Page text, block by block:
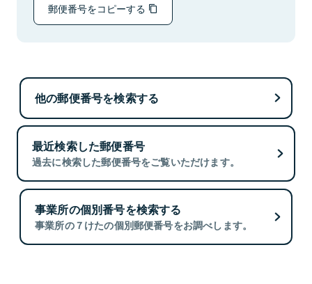
郵便番号をコピーする
他の郵便番号を検索する
最近検索した郵便番号
過去に検索した郵便番号をご覧いただけます。
事業所の個別番号を検索する
事業所の７けたの個別郵便番号をお調べします。